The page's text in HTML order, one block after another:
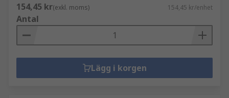
154,45 kr(exkl. moms) 154,45 kr/enhet
Antal
Lägg i korgen